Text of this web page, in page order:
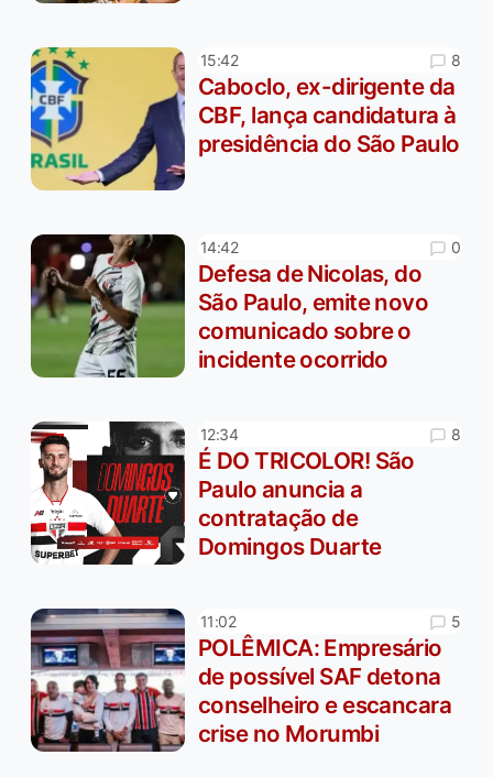
15:42 8
Caboclo, ex-dirigente da
CBF, lança candidatura à
presidência do São Paulo
14:42 0
Defesa de Nicolas, do
São Paulo, emite novo
comunicado sobre o
incidente ocorrido
12:34 8
É DO TRICOLOR! São
Paulo anuncia a
contratação de
Domingos Duarte
11:02 5
POLÊMICA: Empresário
de possível SAF detona
conselheiro e escancara
crise no Morumbi